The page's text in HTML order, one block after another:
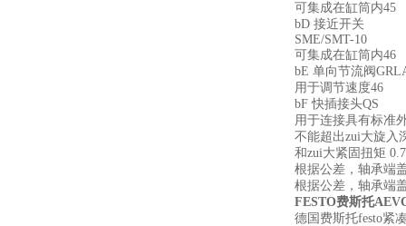
可集成在缸筒内45
bD 接近开关
SME/SMT-10
可集成在缸筒内46
bE 单向节流阀
用于调节速度46
bF 快插接头QS
用于连接具有标准
不能超出zui大旋入
和zui大紧固扭矩
根据公差，轴承端
根据公差，轴承端
FESTO费斯托
德国费斯托festo紧